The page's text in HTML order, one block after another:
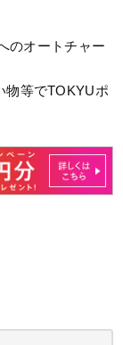
のオートチャー
物等でTOKYUポ